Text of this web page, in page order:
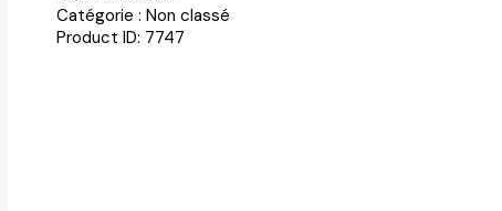
Catégorie : Non classé
Product ID: 7747